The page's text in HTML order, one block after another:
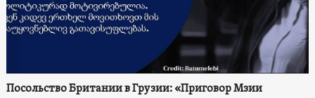
Посольство Британии в Грузии: «Приговор Мзии